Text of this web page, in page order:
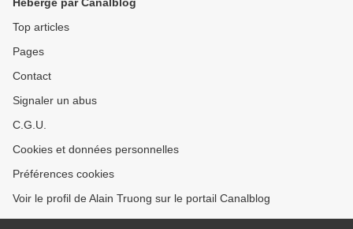
Top articles
Pages
Contact
Signaler un abus
C.G.U.
Cookies et données personnelles
Préférences cookies
Voir le profil de Alain Truong sur le portail Canalblog